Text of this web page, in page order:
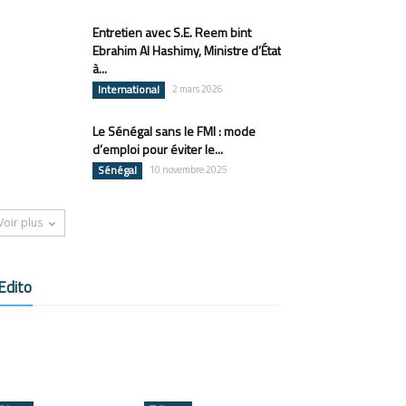
Entretien avec S.E. Reem bint
Ebrahim Al Hashimy, Ministre d’État
à...
International 2 mars 2026
Le Sénégal sans le FMI : mode
d’emploi pour éviter le...
Sénégal 10 novembre 2025
plus